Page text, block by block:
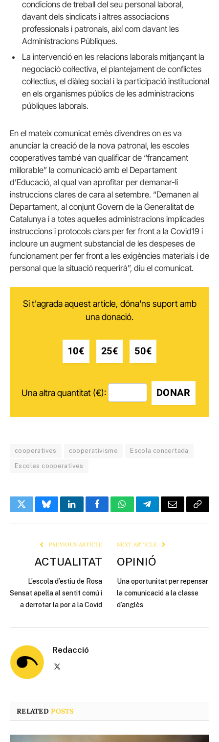
condicions de treball del seu personal laboral,
davant dels sindicats i altres associacions
professionals i patronals, així com davant les
Administracions Públiques.
La intervenció en les relacions laborals mitjançant la
negociació col·lectiva, el plantejament de conflictes
col·lectius, el diàleg social i la participació institucional
en els organismes públics de les administracions
públiques laborals.
En el mateix comunicat emès divendres on es va
anunciar la creació de la nova patronal, les escoles
cooperatives també van qualificar de “francament
millorable” la comunicació amb el Departament
d’Educació, al qual van aprofitar per demanar-li
instruccions clares de cara al setembre. “Demanen al
Departament, al conjunt Govern de la Generalitat de
Catalunya i a totes aquelles administracions implicades
instruccions i protocols clars per fer front a la Covid19 i
incloure un augment substancial de les despeses de
funcionament per fer front a les exigències materials i de
personal que la situació requerirà”, diu el comunicat.
Si t'agrada aquest article, dóna'ns suport amb
una donació.
10€ 25€ 50€
Una altra quantitat (€): DONAR
cooperatives cooperativisme Escola concertada
Escoles cooperatives
TwitterBlueskyLinkedInFacebookWhatsAppTelegramEmail Copy
PREVIOUS ARTICLE
ACTUALITAT
L’escola d’estiu de Rosa
Sensat apel·la al sentit comú i
a derrotar la por a la Covid
NEXT ARTICLE
OPINIÓ
Una oportunitat per repensar
la comunicació a la classe
d’anglès
Redacció
RELATEDPOSTS